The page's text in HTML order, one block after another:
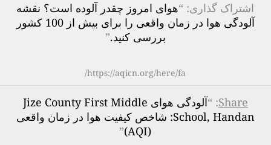
اشتراک گذاری: “هوای امروز چقدر آلوده است؟ نقشه
آلودگی هوا در زمان واقعی را برای بیش از 100 کشور
بررسی کنید.”
https://aqicn.org/here/fa/
Share
: “
آلودگی هوای Jize County First Middle
School, Handan: شاخص کیفیت هوا در زمان واقعی
(AQI)
”